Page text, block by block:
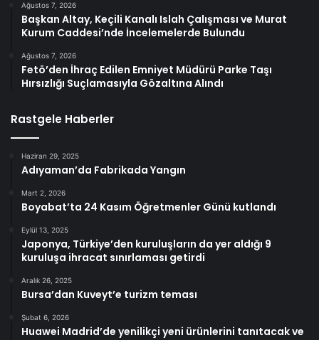
Ağustos 7, 2026
Başkan Altay, Keçili Kanalı Islah Çalışması ve Murat
Kurum Caddesi’nde İncelemelerde Bulundu
Ağustos 7, 2026
Fetö’den İhraç Edilen Emniyet Müdürü Parke Taşı
Hırsızlığı Suçlamasıyla Gözaltına Alındı
Rastgele Haberler
Haziran 29, 2025
Adıyaman’da Fabrikada Yangın
Mart 2, 2026
Boyabat’ta 24 Kasım Öğretmenler Günü kutlandı
Eylül 13, 2025
Japonya, Türkiye’den kuruluşların da yer aldığı 9
kuruluşa ihracat sınırlaması getirdi
Aralık 26, 2025
Bursa’dan Kuveyt’e turizm teması
Şubat 6, 2026
Huawei Madrid’de yenilikçi yeni ürünlerini tanıtacak ve